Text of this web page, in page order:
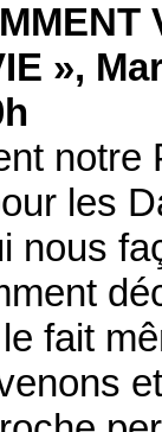
»,
notre
les
nous
fait